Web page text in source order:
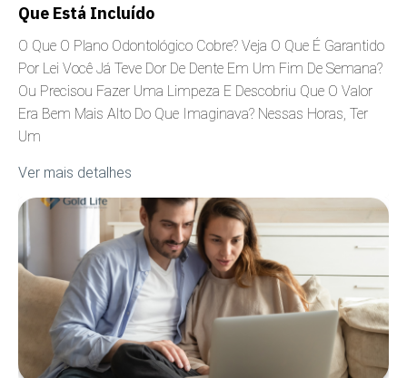
Que Está Incluído
O Que O Plano Odontológico Cobre? Veja O Que É Garantido
Por Lei Você Já Teve Dor De Dente Em Um Fim De Semana?
Ou Precisou Fazer Uma Limpeza E Descobriu Que O Valor
Era Bem Mais Alto Do Que Imaginava? Nessas Horas, Ter
Um
Ver mais detalhes